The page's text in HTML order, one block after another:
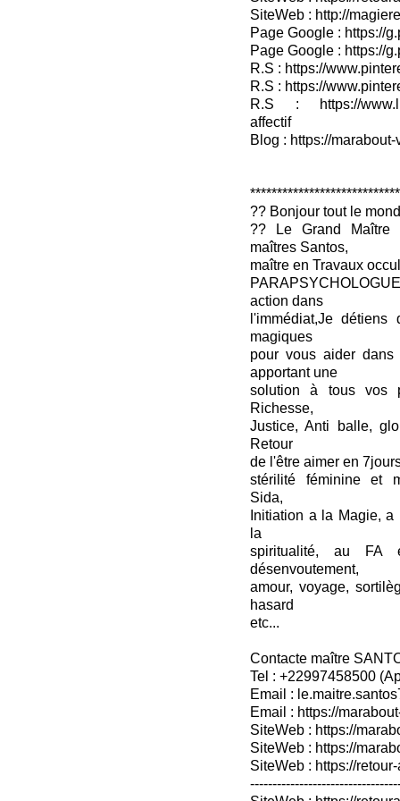
SiteWeb : http://
Page Google : https://
Page Google : https://
R.S : https://
R.S : https://
R.S : https://
affectif
Blog : https://
?? Bonjour tout le
?? Le Grand Maître
maîtres Santos,
maître en Travaux
action dans
l'immédiat,Je
magiques
pour vous aider
apportant une
solution à tous vos
Richesse,
Justice, Anti balle,
Retour
de l'être aimer en
stérilité féminine et
Sida,
Initiation a la Magie,
la
spiritualité, au FA
désenvoutement,
amour, voyage,
hasard
etc...
Contacte maître
Tel : +22997458500
Email :
Email : https://
SiteWeb : https://
SiteWeb : https://
SiteWeb : https://